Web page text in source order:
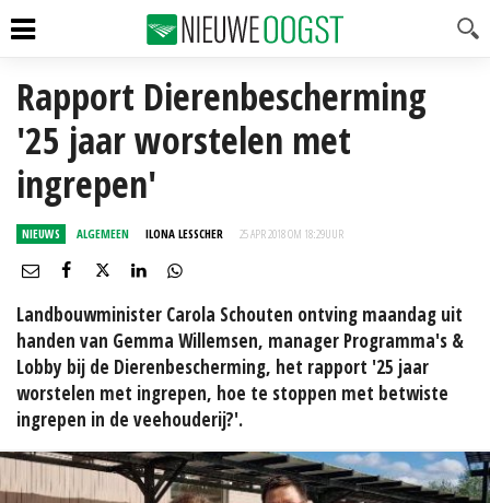
Rapport Dierenbescherming
'25 jaar worstelen met
ingrepen'
NIEUWS ALGEMEEN ILONA LESSCHER 25 APR 2018 OM 18:29UUR
Landbouwminister Carola Schouten ontving maandag uit
handen van Gemma Willemsen, manager Programma's &
Lobby bij de Dierenbescherming, het rapport '25 jaar
worstelen met ingrepen, hoe te stoppen met betwiste
ingrepen in de veehouderij?'.